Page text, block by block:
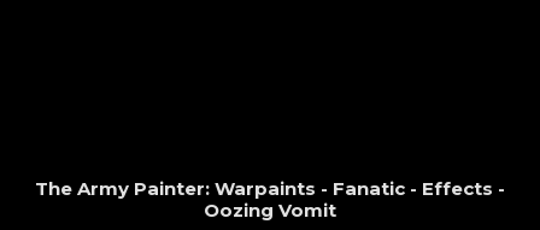
The Army Painter: Warpaints - Fanatic - Effects -
Oozing Vomit